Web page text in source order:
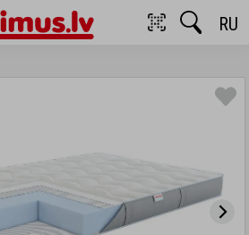
RU